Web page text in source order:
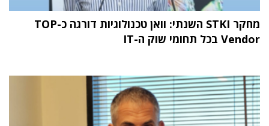
מחקר STKI השנתי: וואן טכנולוגיות דורגה כ-TOP
Vendor בכל תחומי שוק ה-IT